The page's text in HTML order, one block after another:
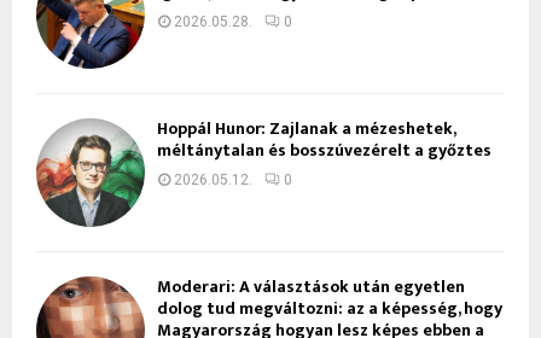
2026.05.28. 0
Hoppál Hunor: Zajlanak a mézeshetek,
méltánytalan és bosszúvezérelt a győztes
2026.05.12. 0
Moderari: A választások után egyetlen
dolog tud megváltozni: az a képesség, hogy
Magyarország hogyan lesz képes ebben a